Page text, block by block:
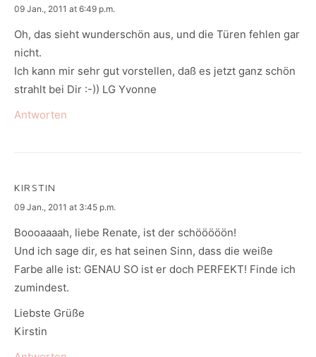
says:
09 Jan., 2011 at 6:49 p.m.
Oh, das sieht wunderschön aus, und die Türen fehlen gar
nicht.
Ich kann mir sehr gut vorstellen, daß es jetzt ganz schön
strahlt bei Dir :-)) LG Yvonne
Antworten
KIRSTIN
says:
09 Jan., 2011 at 3:45 p.m.
Boooaaaah, liebe Renate, ist der schööööön!
Und ich sage dir, es hat seinen Sinn, dass die weiße
Farbe alle ist: GENAU SO ist er doch PERFEKT! Finde ich
zumindest.
Liebste Grüße
Kirstin